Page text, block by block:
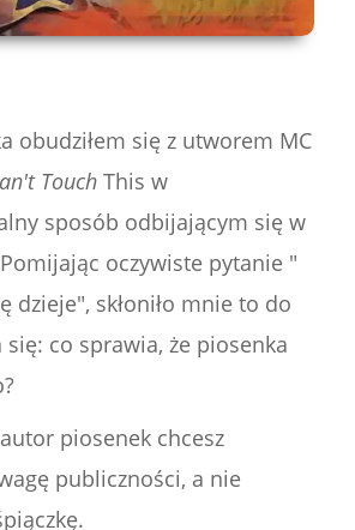
obudziłem się z utworem MC
TouchThis w
sposób odbijającym się w
oczywiste pytanie "
dzieje", skłoniło mnie to do
co sprawia, że piosenka
piosenek chcesz
publiczności, a nie